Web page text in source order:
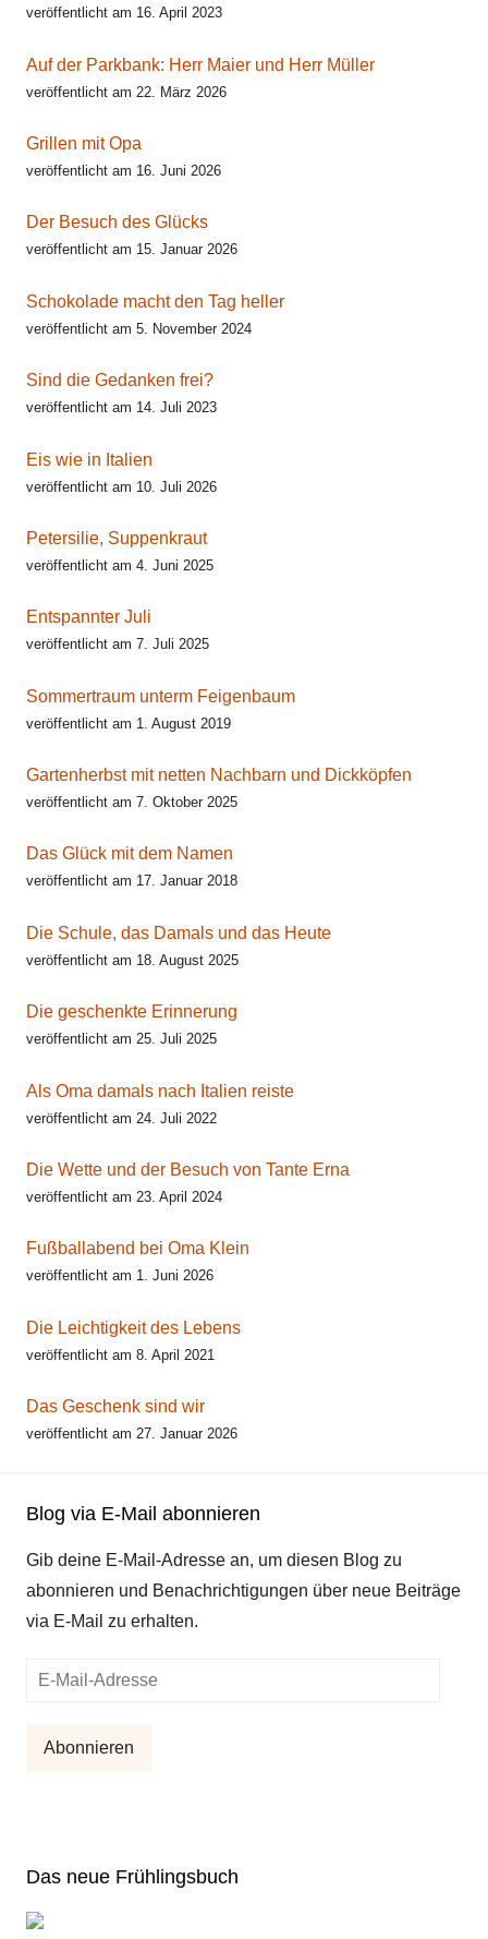
veröffentlicht am 16. April 2023
Auf der Parkbank: Herr Maier und Herr Müller
veröffentlicht am 22. März 2026
Grillen mit Opa
veröffentlicht am 16. Juni 2026
Der Besuch des Glücks
veröffentlicht am 15. Januar 2026
Schokolade macht den Tag heller
veröffentlicht am 5. November 2024
Sind die Gedanken frei?
veröffentlicht am 14. Juli 2023
Eis wie in Italien
veröffentlicht am 10. Juli 2026
Petersilie, Suppenkraut
veröffentlicht am 4. Juni 2025
Entspannter Juli
veröffentlicht am 7. Juli 2025
Sommertraum unterm Feigenbaum
veröffentlicht am 1. August 2019
Gartenherbst mit netten Nachbarn und Dickköpfen
veröffentlicht am 7. Oktober 2025
Das Glück mit dem Namen
veröffentlicht am 17. Januar 2018
Die Schule, das Damals und das Heute
veröffentlicht am 18. August 2025
Die geschenkte Erinnerung
veröffentlicht am 25. Juli 2025
Als Oma damals nach Italien reiste
veröffentlicht am 24. Juli 2022
Die Wette und der Besuch von Tante Erna
veröffentlicht am 23. April 2024
Fußballabend bei Oma Klein
veröffentlicht am 1. Juni 2026
Die Leichtigkeit des Lebens
veröffentlicht am 8. April 2021
Das Geschenk sind wir
veröffentlicht am 27. Januar 2026
Blog via E-Mail abonnieren
Gib deine E-Mail-Adresse an, um diesen Blog zu
abonnieren und Benachrichtigungen über neue Beiträge
via E-Mail zu erhalten.
E-
Abonnieren
Das neue Frühlingsbuch